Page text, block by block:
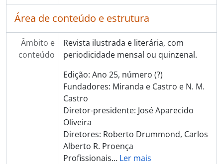
Área de conteúdo e estrutura
Âmbito e
conteúdo
Revista ilustrada e literária, com
periodicidade mensal ou quinzenal.
Edição: Ano 25, número (?)
Fundadores: Miranda e Castro e N. M.
Castro
Diretor-presidente: José Aparecido
Oliveira
Diretores: Roberto Drummond, Carlos
Alberto R. Proença
Profissionais… Ler mais